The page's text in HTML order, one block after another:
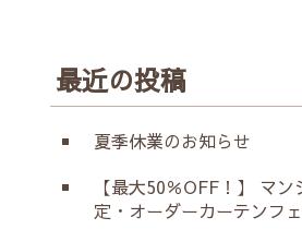
最近の投稿
夏季休業のお知らせ
【最大50％OFF！】 マ
定・オーダーカーテンフ